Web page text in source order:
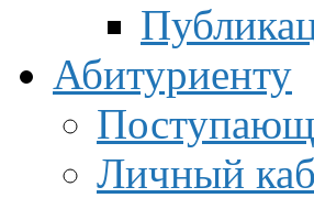
Абитуриенту
Личный